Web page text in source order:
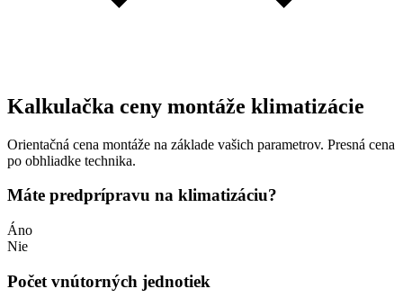
Kalkulačka ceny montáže klimatizácie
Orientačná cena montáže na základe vašich parametrov. Presná cena
po obhliadke technika.
Máte predprípravu na klimatizáciu?
Áno
Nie
Počet vnútorných jednotiek